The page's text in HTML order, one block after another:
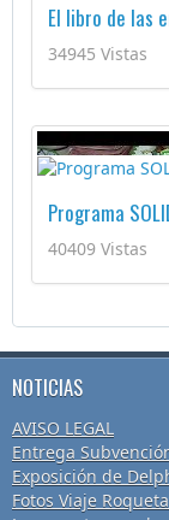
El libro de las
34945 Vistas
Programa
40409 Vistas
NOTICIAS
AVISO LEGAL
Entrega
Exposición de
Fotos Viaje